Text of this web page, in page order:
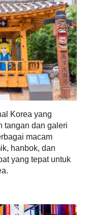
Korea yang
tangan dan galeri
macam
hanbok, dan
yang tepat untuk